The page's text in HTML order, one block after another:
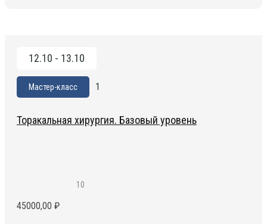
12.10 - 13.10
Мастер-класс 1
10
Торакальная хирургия. Базовый уровень
45000,00 ₽